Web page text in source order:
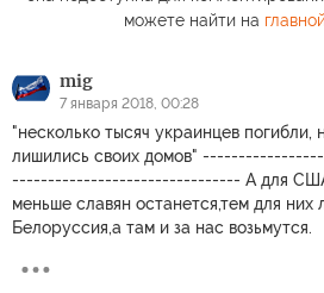
можете найти на
mig
7 января 2018, 00:28
"несколько тысяч украинцев погибли,
лишились своих домов"
-------------------------------- А для США
меньше славян останется,тем для них
Белоруссия,а там и за нас возьмутся.